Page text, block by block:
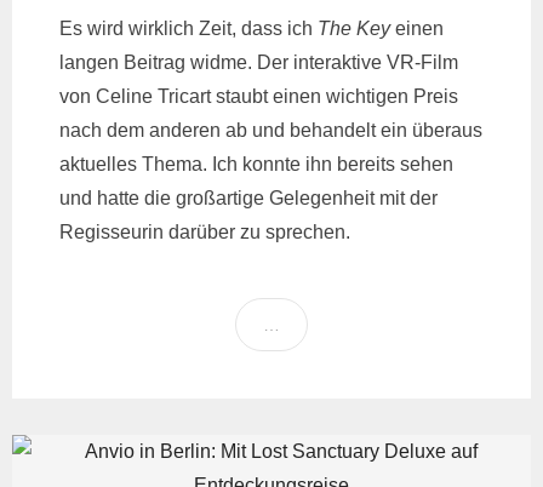
Es wird wirklich Zeit, dass ich The Keyeinen
langen Beitrag widme. Der interaktive VR-Film
von Celine Tricart staubt einen wichtigen Preis
nach dem anderen ab und behandelt ein überaus
aktuelles Thema. Ich konnte ihn bereits sehen
und hatte die großartige Gelegenheit mit der
Regisseurin darüber zu sprechen.